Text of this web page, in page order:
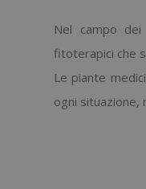
Nel campo
fitoterapici che
Le piante
ogni situazione,